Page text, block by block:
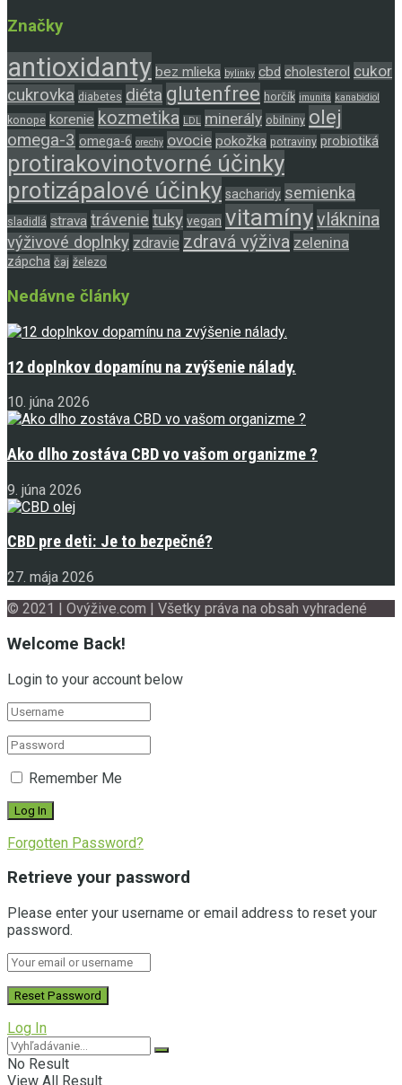
Značky
antioxidanty bez mlieka bylinky cbd cholesterol cukor
cukrovka diabetes diéta glutenfree horčík imunita kanabidiol
konope korenie kozmetika LDL minerály obilniny olej
omega-3 omega-6 orechy ovocie pokožka potraviny probiotiká
protirakovinotvorné účinky
protizápalové účinky sacharidy semienka
sladidlá strava trávenie tuky vegan vitamínyvláknina
výživové doplnky zdravie zdravá výživa zelenina
zápcha čaj železo
Nedávne články
12 doplnkov dopamínu na zvýšenie nálady.
10. júna 2026
Ako dlho zostáva CBD vo vašom organizme ?
9. júna 2026
CBD pre deti: Je to bezpečné?
27. mája 2026
© 2021 | Ovýžive.com | Všetky práva na obsah vyhradené
Welcome Back!
Login to your account below
Remember Me
Forgotten Password?
Retrieve your password
Please enter your username or email address to reset your
password.
Log In
No Result
View All Result